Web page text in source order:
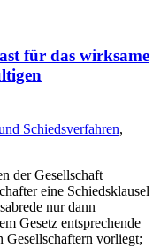
für das wirksame
Schiedsverfahren,
der Gesellschaft
eine Schiedsklausel
nur dann
Gesetz entsprechende
Gesellschaftern vorliegt;